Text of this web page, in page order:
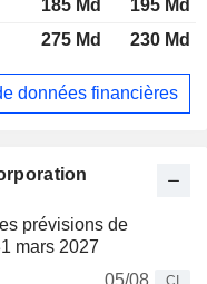
prévisions de
mars 2027
05/08
CI
185 Md
195 Md
275 Md 230 Md
données financières